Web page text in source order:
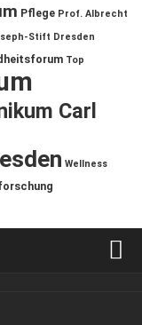
Pflege Prof. Albrecht
Stift Dresden
Top
Carl
Wellness